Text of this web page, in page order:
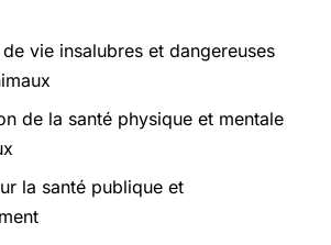
vie insalubres et dangereuses
de la santé physique et mentale
la santé publique et